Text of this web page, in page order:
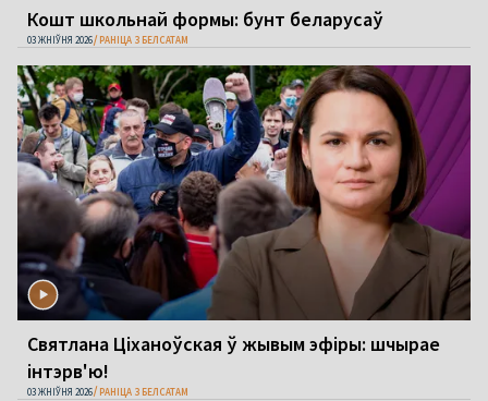
Кошт школьнай формы: бунт беларусаў
03 ЖНІЎНЯ 2026 РАНІЦА З БЕЛСАТАМ
Святлана Ціханоўская ў жывым эфіры: шчырае
інтэрв'ю!
03 ЖНІЎНЯ 2026 РАНІЦА З БЕЛСАТАМ